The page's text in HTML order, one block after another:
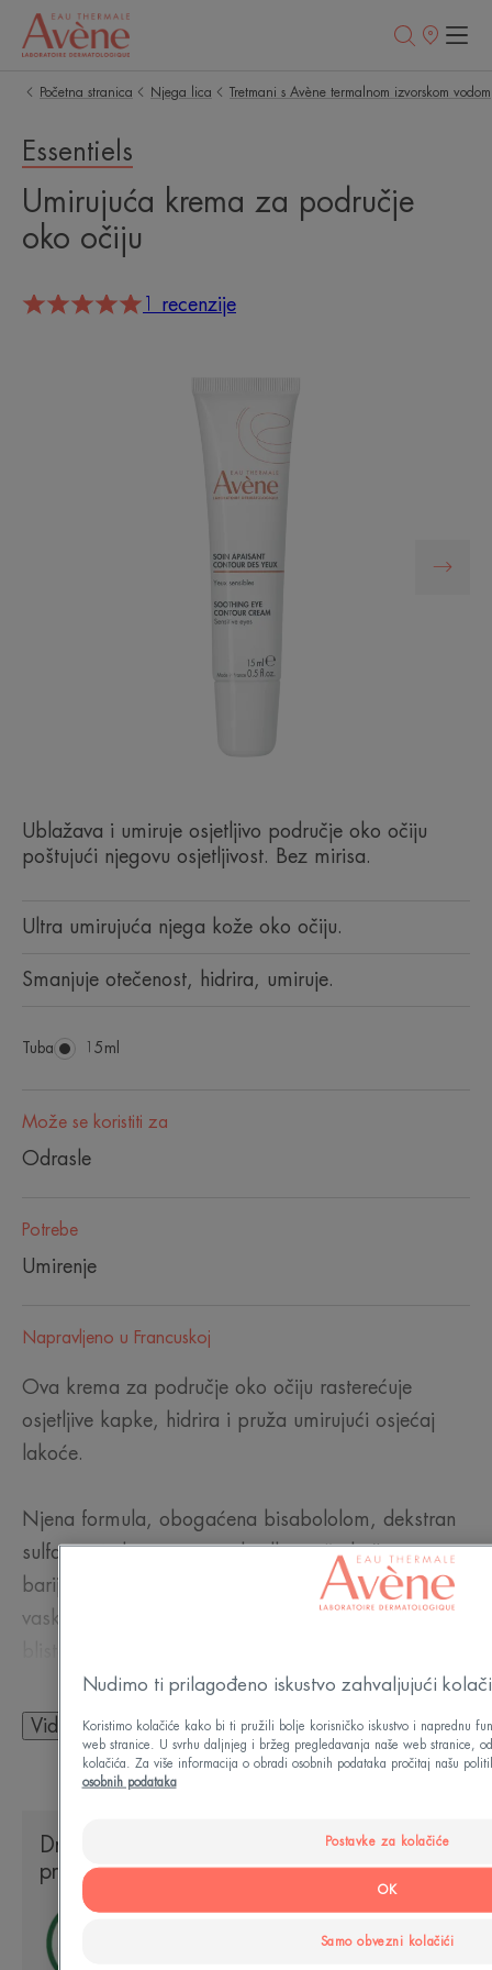
Prodajna
Početna stranica Njega lica Tretmani s Avène termalnom izvorskom vodom
Essentiels
Umirujuća krema za područje
oko očiju
1 recenzije
Ublažava i umiruje osjetljivo područje oko očiju
poštujući njegovu osjetljivost. Bez mirisa.
Ultra umirujuća njega kože oko očiju.
Smanjuje otečenost, hidrira, umiruje.
Tuba Tuba
15ml
Može se koristiti za
Odrasle
Potrebe
Umirenje
Napravljeno u Francuskoj
Ova krema za područje oko očiju rasterećuje
osjetljive kapke, hidrira i pruža umirujući osjećaj
lakoće.
Njena formula, obogaćena bisabololom, dekstran
sulfatom i uljem sjemena bodlja, jača kožnu
barijeru, odmah smiruje zategnutost i smanjuje
vaskularne i pigmentne podočnjake, za opušteniji i
izvorskom vodom, ova umirujuća krema za
područje oko očiju smanjuje iritaciju. Bez mirisa.
PAR RIJEČI NAŠEG STRUČNJAKA
Vidi više
Društveno-ekološki utjecaj naših
proizvoda
Nudimo ti prilagođeno iskustvo zahvaljujući
Koristimo kolačiće kako bi ti pružili bolje korisničko iskustvo i naprednu
web stranice. U svrhu daljnjeg i bržeg pregledavanja naše web stranice,
kolačića. Za više informacija o obradi osobnih podataka pročitaj našu
osobnih podataka
Postavke za kolačiće
Samo obvezni kolačići
OK